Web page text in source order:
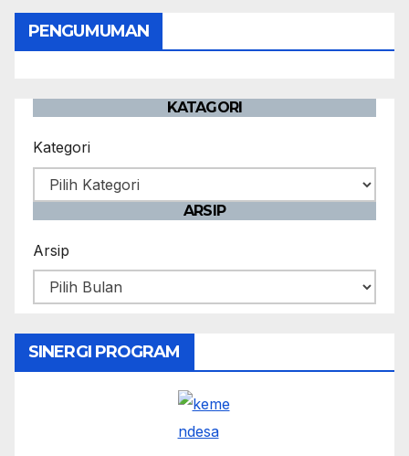
PENGUMUMAN
KATAGORI
Kategori
ARSIP
Arsip
SINERGI PROGRAM